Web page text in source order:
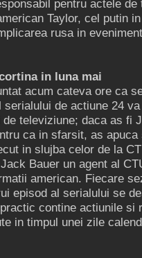
pentru actele
Taylor, cel putin
rusa in
in luna mai
acum cateva ore ca
serialului de actiune 24
de televiziune; daca as fi
ca in sfarsit, as apuca
in slujba celor de la
Bauer un agent al
american. Fiecare
episod al serialului se
contine actiunile si
in timpul unei zile